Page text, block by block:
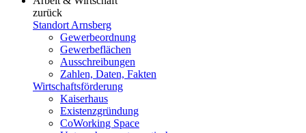
zurück
Standort Arnsberg
Gewerbeordnung
Gewerbeflächen
Ausschreibungen
Zahlen, Daten, Fakten
Wirtschaftsförderung
Kaiserhaus
Existenzgründung
CoWorking Space